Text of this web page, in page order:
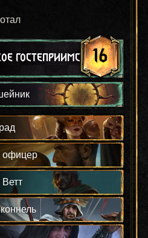
гостеприимство16
офицер